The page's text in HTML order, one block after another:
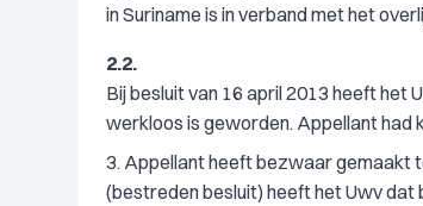
in Suriname is in verband met het
2.2.
Bij besluit van 16 april 2013 heeft het
werkloos is geworden. Appellant had
3. Appellant heeft bezwaar gemaakt
(bestreden besluit) heeft het Uwv dat